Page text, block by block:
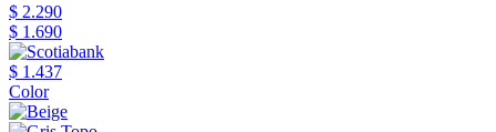
$ 2.290
$ 1.690
$ 1.437
Color